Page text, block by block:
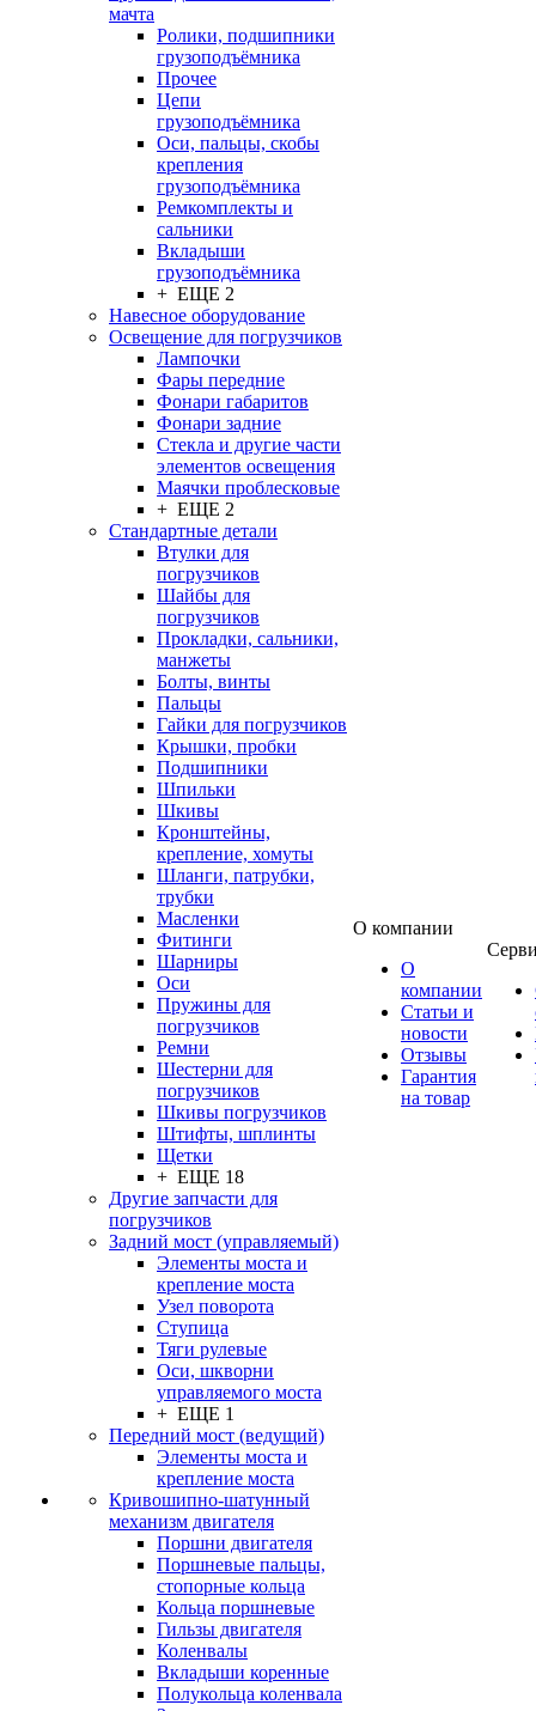
мачта
Ролики, подшипники
грузоподъёмника
Прочее
Цепи
грузоподъёмника
Оси, пальцы, скобы
крепления
грузоподъёмника
Ремкомплекты и
сальники
Вкладыши
грузоподъёмника
+ ЕЩЕ 2
Навесное оборудование
Освещение для погрузчиков
Лампочки
Фары передние
Фонари габаритов
Фонари задние
Стекла и другие части
элементов освещения
Маячки проблесковые
+ ЕЩЕ 2
Стандартные детали
Втулки для
погрузчиков
Шайбы для
погрузчиков
Прокладки, сальники,
манжеты
Болты, винты
Пальцы
Гайки для погрузчиков
Крышки, пробки
Подшипники
Шпильки
Шкивы
Кронштейны,
крепление, хомуты
Шланги, патрубки,
трубки
Масленки
Фитинги
Шарниры
Оси
Пружины для
погрузчиков
Ремни
Шестерни для
погрузчиков
Шкивы погрузчиков
Штифты, шплинты
Щетки
+ ЕЩЕ 18
Другие запчасти для
погрузчиков
Задний мост (управляемый)
Элементы моста и
крепление моста
Узел поворота
Ступица
Тяги рулевые
Оси, шкворни
управляемого моста
+ ЕЩЕ 1
Передний мост (ведущий)
Элементы моста и
крепление моста
Кривошипно-шатунный
механизм двигателя
Поршни двигателя
Поршневые пальцы,
стопорные кольца
Кольца поршневые
Гильзы двигателя
Коленвалы
Вкладыши коренные
Полукольца коленвала
О компании
О
компании
Статьи и
новости
Отзывы
Гарантия
на товар